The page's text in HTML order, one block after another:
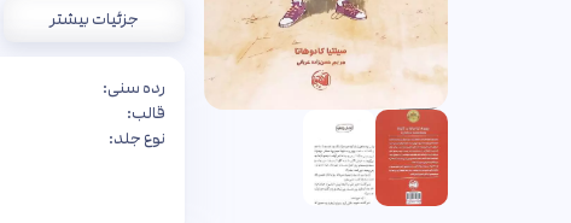
جزئیات بیشتر
رده سنی:
قالب:
نوع جلد: